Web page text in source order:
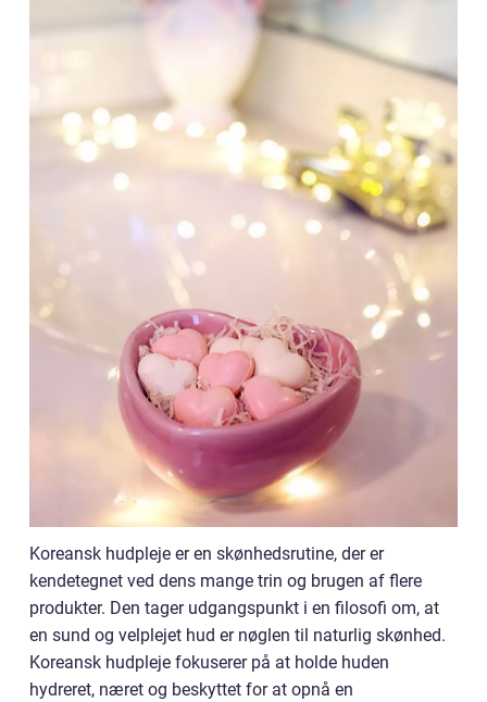
Koreansk hudpleje er en skønhedsrutine, der er
kendetegnet ved dens mange trin og brugen af flere
produkter. Den tager udgangspunkt i en filosofi om, at
en sund og velplejet hud er nøglen til naturlig skønhed.
Koreansk hudpleje fokuserer på at holde huden
hydreret, næret og beskyttet for at opnå en